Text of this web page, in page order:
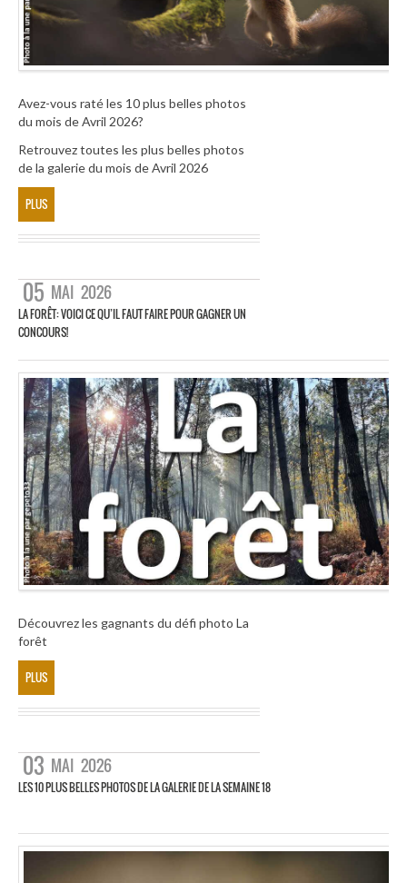
Avez-vous raté les 10 plus belles photos
du mois de Avril 2026?
Retrouvez toutes les plus belles photos
de la galerie du mois de Avril 2026
PLUS
05 MAI 2026
LA FORÊT: VOICI CE QU’IL FAUT FAIRE POUR GAGNER UN
CONCOURS!
Découvrez les gagnants du défi photo La
forêt
PLUS
03 MAI 2026
LES 10 PLUS BELLES PHOTOS DE LA GALERIE DE LA SEMAINE 18